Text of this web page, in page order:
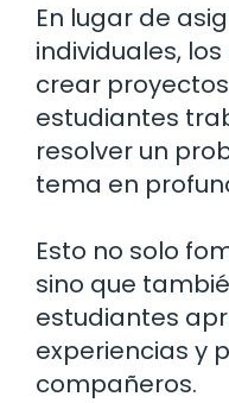
En lugar de
individuales,
crear
estudiantes
resolver un
tema en
Esto no solo
sino que
estudiantes
experiencias y
compañeros.